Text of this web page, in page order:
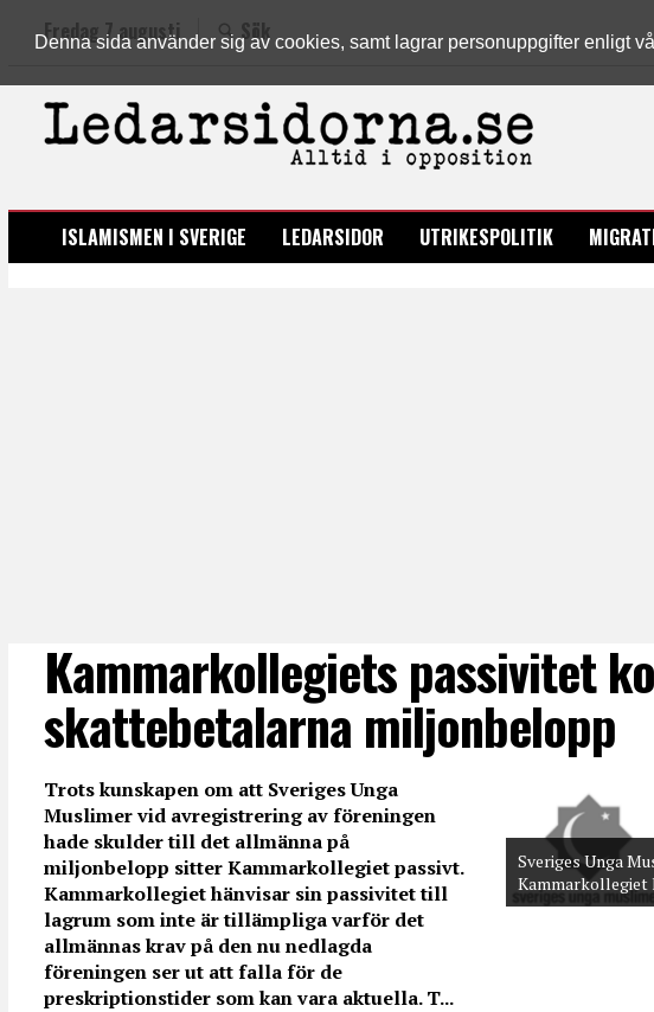
Denna sida använder sig av cookies, samt lagrar personuppgifter enligt
Fredag 7 augusti Sök
LEDARSIDORNA.SE
ISLAMISMEN I SVERIGE LEDARSIDOR UTRIKESPOLITIK
Kammarkollegiets passivitet
skattebetalarna miljonbelopp
Sveriges Unga
Kammarkollegiet
Trots kunskapen om att Sveriges Unga
Muslimer vid avregistrering av föreningen
hade skulder till det allmänna på
miljonbelopp sitter Kammarkollegiet passivt.
Kammarkollegiet hänvisar sin passivitet till
lagrum som inte är tillämpliga varför det
allmännas krav på den nu nedlagda
föreningen ser ut att falla för de
preskriptionstider som kan vara aktuella. T...